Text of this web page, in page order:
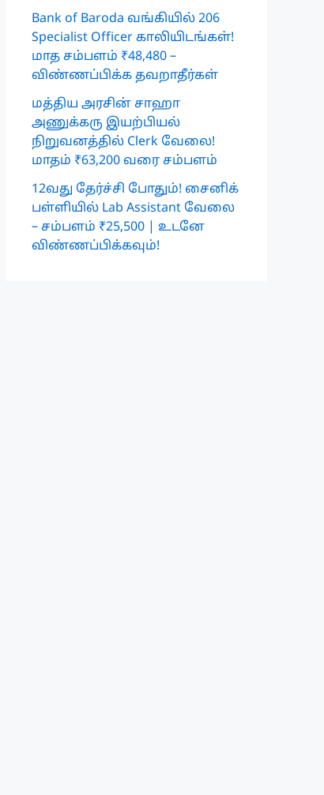
Bank of Baroda வங்கியில் 206
Specialist Officer காலியிடங்கள்!
மாத சம்பளம் ₹48,480 –
விண்ணப்பிக்க தவறாதீர்கள்
மத்திய அரசின் சாஹா
அணுக்கரு இயற்பியல்
நிறுவனத்தில் Clerk வேலை!
மாதம் ₹63,200 வரை சம்பளம்
12வது தேர்ச்சி போதும்! சைனிக்
பள்ளியில் Lab Assistant வேலை
– சம்பளம் ₹25,500 | உடனே
விண்ணப்பிக்கவும்!